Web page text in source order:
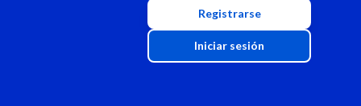
Registrarse
Iniciar sesión